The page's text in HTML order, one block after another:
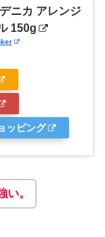
ニカ アレンジ
150g
ッピング
い。